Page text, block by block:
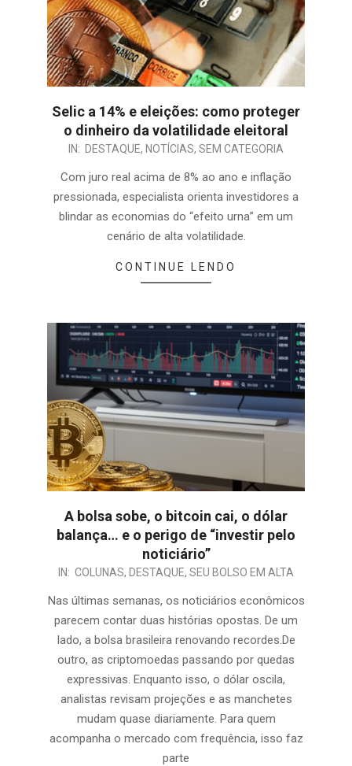
Selic a 14% e eleições: como proteger
o dinheiro da volatilidade eleitoral
IN: DESTAQUE, NOTÍCIAS, SEM CATEGORIA
Com juro real acima de 8% ao ano e inflação
pressionada, especialista orienta investidores a
blindar as economias do “efeito urna” em um
cenário de alta volatilidade.
CONTINUE LENDO
A bolsa sobe, o bitcoin cai, o dólar
balança… e o perigo de “investir pelo
noticiário”
IN: COLUNAS, DESTAQUE, SEU BOLSO EM ALTA
Nas últimas semanas, os noticiários econômicos
parecem contar duas histórias opostas. De um
lado, a bolsa brasileira renovando recordes.De
outro, as criptomoedas passando por quedas
expressivas. Enquanto isso, o dólar oscila,
analistas revisam projeções e as manchetes
mudam quase diariamente. Para quem
acompanha o mercado com frequência, isso faz
parte